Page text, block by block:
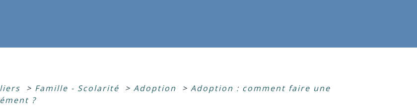
> Famille - Scolarité > Adoption > Adoption : comment faire une
?